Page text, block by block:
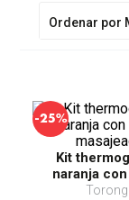
Ordenar por
-25%
Kit
naranja